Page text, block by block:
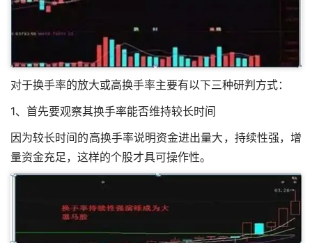
对于换手率的放大或高换手率主要有以下三种研判方式：
1、首先要观察其换手率能否维持较长时间
因为较长时间的高换手率说明资金进出量大，持续性强，增
量资金充足，这样的个股才具可操作性。